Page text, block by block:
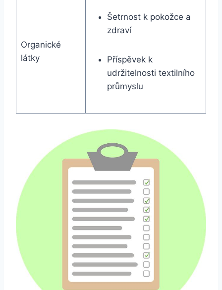
Organické
látky
Šetrnost k‍ pokožce a
zdraví
Příspěvek k
udržitelnosti textilního
průmyslu